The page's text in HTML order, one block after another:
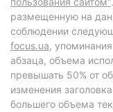
размещенную на
соблюдении
focus.ua,
абзаца, объема
превышать 50% от
изменения
большего объема